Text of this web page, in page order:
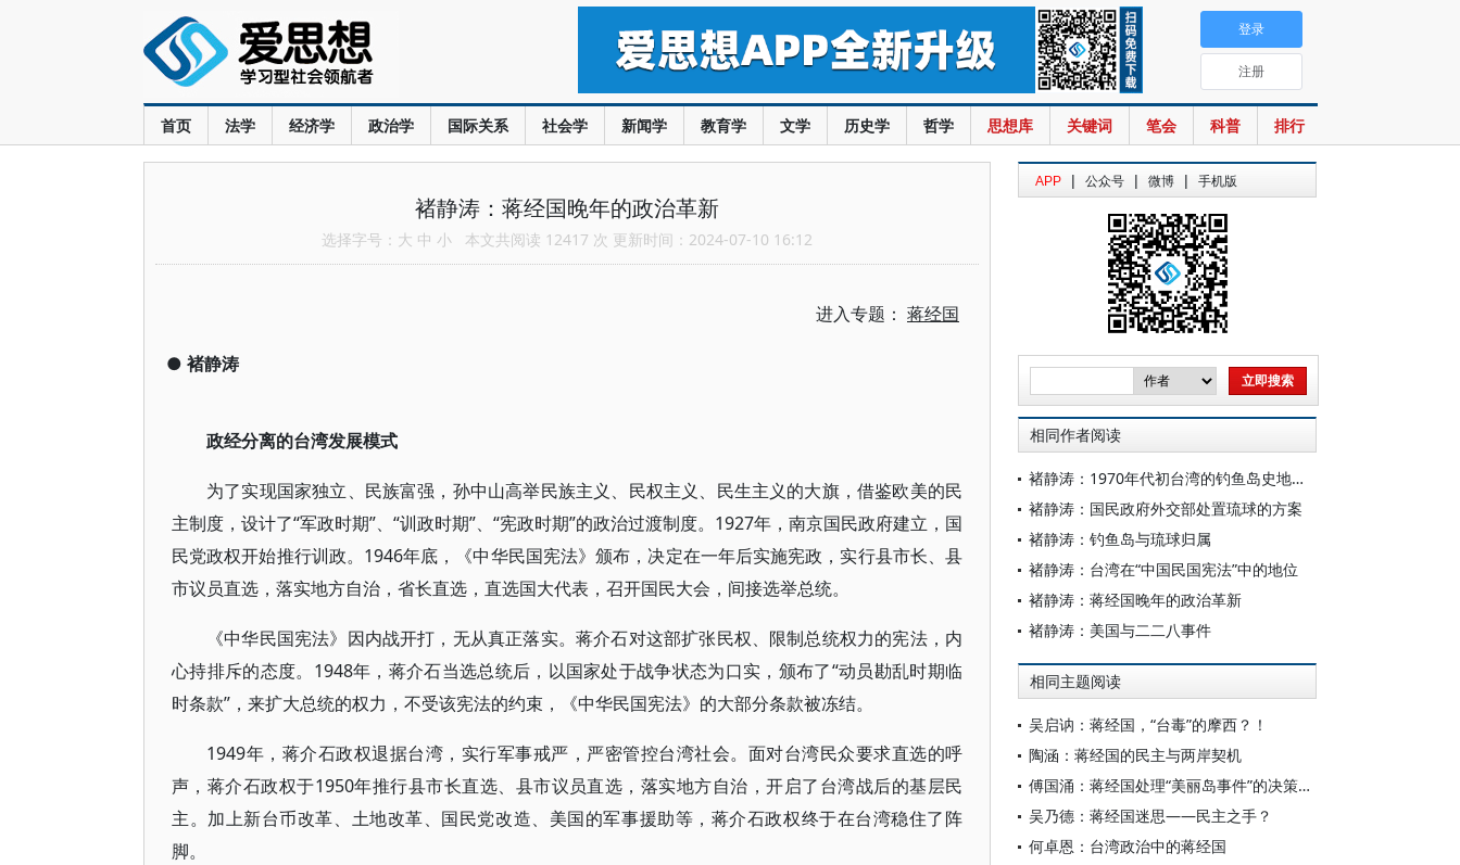
首页 法学 经济学 政治学 国际关系 社会学 新闻学 教育学 文学 历史学 哲学 思想库 关键词 笔会 科普 排行
登录
注册
褚静涛：蒋经国晚年的政治革新
选择字号： 大 中 小 本文共阅读 12417 次 更新时间：2024-07-10 16:12
进入专题： 蒋经国
● 褚静涛
政经分离的台湾发展模式
为了实现国家独立、民族富强，孙中山高举民族主义、民权主义、民生主义的大旗，借鉴欧美的民
主制度，设计了“军政时期”、“训政时期”、“宪政时期”的政治过渡制度。1927年，南京国民政府建立，国
民党政权开始推行训政。1946年底，《中华民国宪法》颁布，决定在一年后实施宪政，实行县市长、县
市议员直选，落实地方自治，省长直选，直选国大代表，召开国民大会，间接选举总统。
《中华民国宪法》因内战开打，无从真正落实。蒋介石对这部扩张民权、限制总统权力的宪法，内
心持排斥的态度。1948年，蒋介石当选总统后，以国家处于战争状态为口实，颁布了“动员勘乱时期临
时条款”，来扩大总统的权力，不受该宪法的约束，《中华民国宪法》的大部分条款被冻结。
1949年，蒋介石政权退据台湾，实行军事戒严，严密管控台湾社会。面对台湾民众要求直选的呼
声，蒋介石政权于1950年推行县市长直选、县市议员直选，落实地方自治，开启了台湾战后的基层民
主。加上新台币改革、土地改革、国民党改造、美国的军事援助等，蒋介石政权终于在台湾稳住了阵
脚。
APP | 公众号 | 微博 | 手机版
相同作者阅读
褚静涛：1970年代初台湾的钓鱼岛史地研究
褚静涛：国民政府外交部处置琉球的方案
褚静涛：钓鱼岛与琉球归属
褚静涛：台湾在“中国民国宪法”中的地位
褚静涛：蒋经国晚年的政治革新
褚静涛：美国与二二八事件
相同主题阅读
吴启讷：蒋经国，“台毒”的摩西？！
陶涵：蒋经国的民主与两岸契机
傅国涌：蒋经国处理“美丽岛事件”的决策过程
吴乃德：蒋经国迷思——民主之手？
何卓恩：台湾政治中的蒋经国